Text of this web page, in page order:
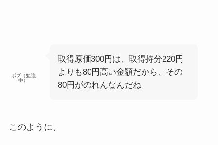
ボブ（勉強
中）
取得原価300円は、取得持分220円
よりも80円高い金額だから、その
80円がのれんなんだね
このように、